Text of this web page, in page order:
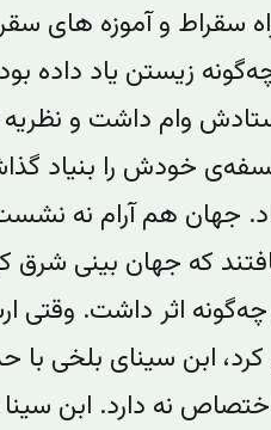
سقراط و آموزه های
زیستن یاد داده
وام داشت و
خودش را بنیاد
جهان هم آرام نه
که جهان بینی شرق
اثر داشت. وقتی
ابن سینای بلخی
نه دارد. ابن